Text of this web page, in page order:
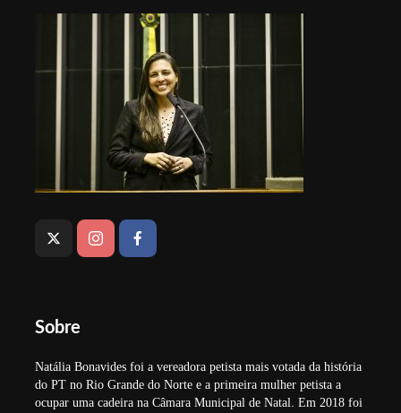
Sobre
Natália Bonavides foi a vereadora petista mais votada da história
do PT no Rio Grande do Norte e a primeira mulher petista a
ocupar uma cadeira na Câmara Municipal de Natal. Em 2018 foi